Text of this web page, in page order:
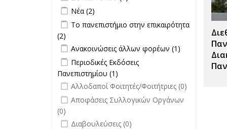
Apply Νέα filter
Νέα (2)
Apply Το πανεπιστήμιο στην
επικαιρότητα filter
Το πανεπιστήμιο στην επικαιρότητα
(2)
επικαιρότητα filter
Apply Ανακοινώσεις άλλων φορέων
filter
Ανακοινώσεις άλλων φορέων (1)
Ανακοινώσεις
Apply Περιοδικές Εκδόσεις
Πανεπιστημίου filter
Περιοδικές Εκδόσεις
Πανεπιστημίου (1)
Εκδόσεις
Πανεπιστημίου filter
undefined
Αλλοδαποί Φοιτητές/Φοιτήτριες (0)
undefined
Αποφάσεις Συλλογικών Οργάνων
(0)
undefined
Διαβουλεύσεις (0)